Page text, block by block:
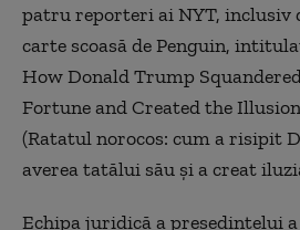
patru reporteri ai NYT, inclusiv
carte scoasă de Penguin,
How Donald Trump
Fortune and Created the Illusion
(Ratatul norocos: cum a risipit
averea tatălui său şi a creat
Echipa juridică a preşedintelui